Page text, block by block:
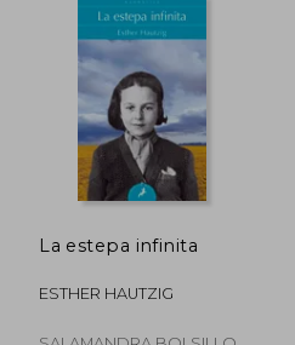
La estepa infinita
ESTHER HAUTZIG